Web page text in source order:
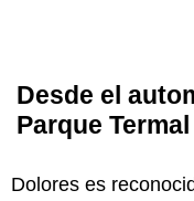
Desde el
Parque Termal
Dolores es